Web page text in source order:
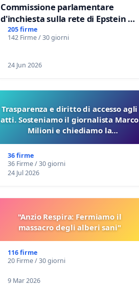
Commissione parlamentare
d'inchiesta sulla rete di Epstein e
del Mossad: verità sugli Epstein
Files
205 firme
142 Firme / 30 giorni
24 Jun 2026
Trasparenza e diritto di accesso agli
atti. Sosteniamo il giornalista Marco
Milioni e chiediamo la
sulla Pedemontana Veneta
36 firme
36 Firme / 30 giorni
24 Jul 2026
"Anzio Respira: Fermiamo il
massacro degli alberi sani"
116 firme
20 Firme / 30 giorni
9 Mar 2026